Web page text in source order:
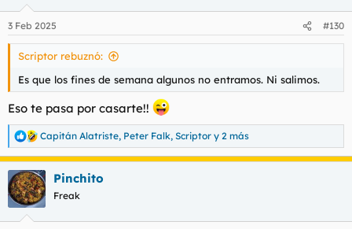
e
s
3 Feb 2025 #130
Scriptor rebuznó:
Es que los fines de semana algunos no entramos. Ni salimos.
Eso te pasa por casarte!!
R
e
a
c
c
i
Capitán Alatriste, Peter Falk, Scriptor y 2 más
Pinchito
Freak